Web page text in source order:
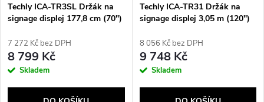
Techly ICA-TR3SL Držák na
signage displej 177,8 cm (70")
7 272 Kč bez DPH
8 799 Kč
Skladem
Techly ICA-TR31 Držák na
signage displej 3,05 m (120")
8 056 Kč bez DPH
9 748 Kč
Skladem